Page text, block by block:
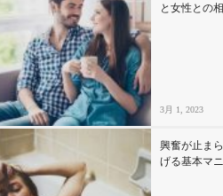
占い・診断
ファッション・美容
グルメ
趣味・旅行
と女性との
3月 1, 2023
興奮が止ま
げる基本マ